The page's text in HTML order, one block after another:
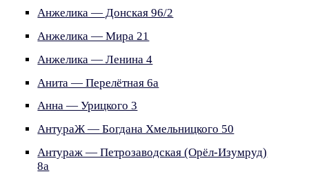
Анжелика — Донская 96/2
Анжелика — Мира 21
Анжелика — Ленина 4
Анита — Перелётная 6а
Анна — Урицкого 3
АнтураЖ — Богдана Хмельницкого 50
Антураж — Петрозаводская (Орёл-Изумруд)
8а